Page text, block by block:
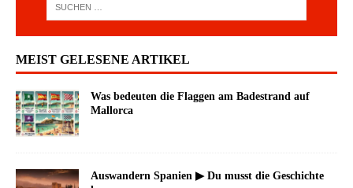
MEIST GELESENE ARTIKEL
Was bedeuten die Flaggen am Badestrand auf
Mallorca
Auswandern Spanien ▶ Du musst die Geschichte